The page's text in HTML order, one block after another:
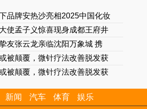
品牌安热沙亮相2025中国化妆
使孟子义惊喜现身成都王府井
友张云龙亲临沈阳万象城 携
被颠覆，微针疗法改善脱发获
被颠覆，微针疗法改善脱发获
新闻 汽车 体育
娱乐